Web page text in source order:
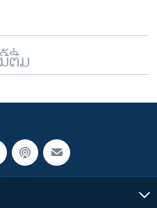
ຕື່ມ